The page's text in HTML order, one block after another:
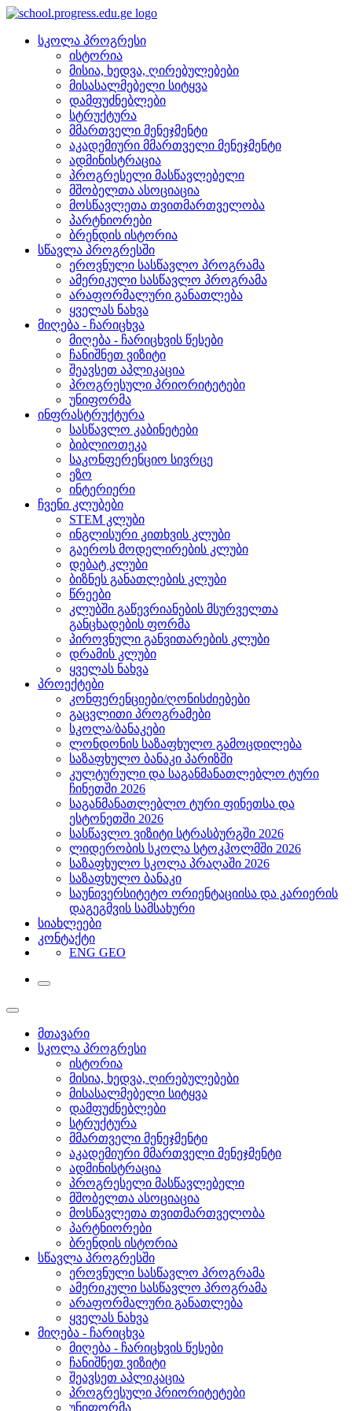
სკოლა პროგრესი
ისტორია
მისია, ხედვა, ღირებულებები
მისასალმებელი სიტყვა
დამფუძნებლები
სტრუქტურა
მმართველი მენეჯმენტი
აკადემიური მმართველი მენეჯმენტი
ადმინისტრაცია
პროგრესელი მასწავლებელი
მშობელთა ასოციაცია
მოსწავლეთა თვითმართველობა
პარტნიორები
ბრენდის ისტორია
სწავლა პროგრესში
ეროვნული სასწავლო პროგრამა
ამერიკული სასწავლო პროგრამა
არაფორმალური განათლება
ყველას ნახვა
მიღება - ჩარიცხვა
მიღება - ჩარიცხვის წესები
ჩანიშნეთ ვიზიტი
შეავსეთ აპლიკაცია
პროგრესული პრიორიტეტები
უნიფორმა
ინფრასტრუქტურა
სასწავლო კაბინეტები
ბიბლიოთეკა
საკონფერენციო სივრცე
ეზო
ინტერიერი
ჩვენი კლუბები
STEM კლუბი
ინგლისური კითხვის კლუბი
გაეროს მოდელირების კლუბი
დებატ კლუბი
ბიზნეს განათლების კლუბი
წრეები
კლუბში გაწევრიანების მსურველთა
განცხადების ფორმა
პიროვნული განვითარების კლუბი
დრამის კლუბი
ყველას ნახვა
პროექტები
კონფერენციები/ღონისძიებები
გაცვლითი პროგრამები
სკოლა/ბანაკები
ლონდონის საზაფხულო გამოცდილება
საზაფხულო ბანაკი პარიზში
კულტურული და საგანმანათლებლო ტური
ჩინეთში 2026
საგანმანათლებლო ტური ფინეთსა და
ესტონეთში 2026
სასწავლო ვიზიტი სტრასბურგში 2026
ლიდერობის სკოლა სტოკჰოლმში 2026
საზაფხულო სკოლა პრაღაში 2026
საზაფხულო ბანაკი
საუნივერსიტეტო ორიენტაციისა და კარიერის
დაგეგმვის სამსახური
სიახლეები
კონტაქტი
ENG GEO
მთავარი
სკოლა პროგრესი
ისტორია
მისია, ხედვა, ღირებულებები
მისასალმებელი სიტყვა
დამფუძნებლები
სტრუქტურა
მმართველი მენეჯმენტი
აკადემიური მმართველი მენეჯმენტი
ადმინისტრაცია
პროგრესელი მასწავლებელი
მშობელთა ასოციაცია
მოსწავლეთა თვითმართველობა
პარტნიორები
ბრენდის ისტორია
სწავლა პროგრესში
ეროვნული სასწავლო პროგრამა
ამერიკული სასწავლო პროგრამა
არაფორმალური განათლება
ყველას ნახვა
მიღება - ჩარიცხვა
მიღება - ჩარიცხვის წესები
ჩანიშნეთ ვიზიტი
შეავსეთ აპლიკაცია
პროგრესული პრიორიტეტები
უნიფორმა